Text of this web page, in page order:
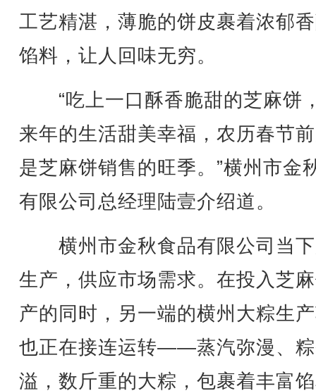
工艺精湛，薄脆的饼皮裹着浓郁
馅料，让人回味无穷。
“吃上一口酥香脆甜的芝麻饼
来年的生活甜美幸福，农历春节
是芝麻饼销售的旺季。”横州市金
有限公司总经理陆壹介绍道。
横州市金秋食品有限公司当
生产，供应市场需求。在投入芝
产的同时，另一端的横州大粽生
也正在接连运转——蒸汽弥漫、
溢，数斤重的大粽，包裹着丰富